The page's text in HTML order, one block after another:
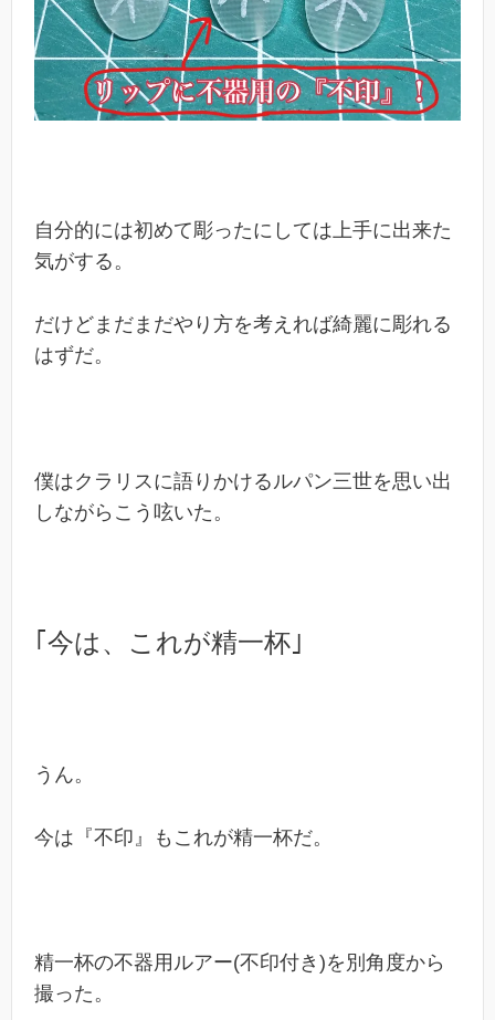
自分的には初めて彫ったにしては上手に出来た
気がする。
だけどまだまだやり方を考えれば綺麗に彫れる
はずだ。
僕はクラリスに語りかけるルパン三世を思い出
しながらこう呟いた。
｢今は、これが精一杯｣
うん。
今は『不印』もこれが精一杯だ。
精一杯の不器用ルアー(不印付き)を別角度から
撮った。